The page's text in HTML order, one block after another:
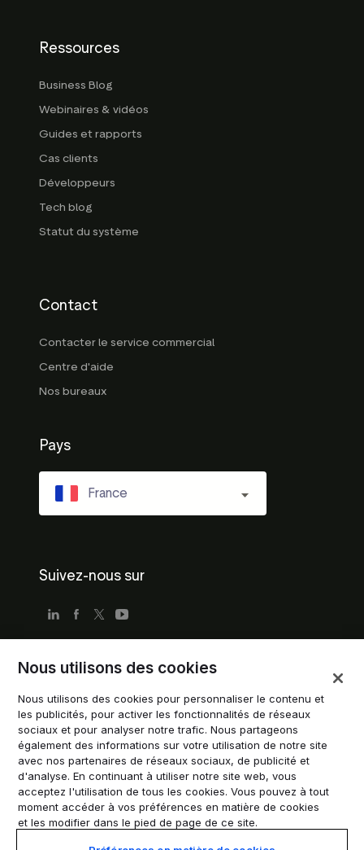
Ressources
Business Blog
Webinaires & vidéos
Guides et rapports
Cas clients
Développeurs
Tech blog
Statut du système
Contact
Contacter le service commercial
Centre d'aide
Nos bureaux
Pays
France
Suivez-nous sur
Politique de confidentialité
Conditions d'utilisation pour les entreprises
Directives de marque déposée
Gérer les cookies
Modern Slavery Statement
Nous utilisons des cookies
Nous utilisons des cookies pour personnaliser le contenu et
les publicités, pour activer les fonctionnalités de réseaux
sociaux et pour analyser notre trafic. Nous partageons
également des informations sur votre utilisation de notre site
avec nos partenaires de réseaux sociaux, de publicité et
d'analyse. En continuant à utiliser notre site web, vous
acceptez l'utilisation de tous les cookies. Vous pouvez à tout
moment accéder à vos préférences en matière de cookies
et les modifier dans le pied de page de ce site.